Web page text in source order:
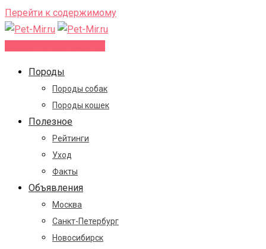
Перейти к содержимому
Породы
Породы собак
Породы кошек
Полезное
Рейтинги
Уход
Факты
Объявления
Москва
Санкт-Петербург
Новосибирск